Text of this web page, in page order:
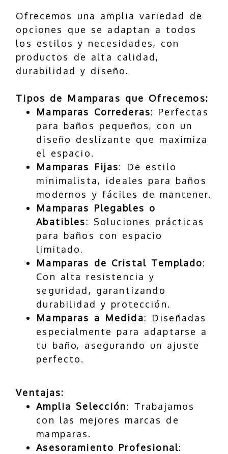
Ofrecemos una amplia variedad de
opciones que se adaptan a todos
los estilos y necesidades, con
productos de alta calidad,
durabilidad y diseño.
Tipos de Mamparas que Ofrecemos:
Mamparas Correderas: Perfectas
para baños pequeños, con un
diseño deslizante que maximiza
el espacio.
Mamparas Fijas: De estilo
minimalista, ideales para baños
modernos y fáciles de mantener.
Mamparas Plegables o
Abatibles: Soluciones prácticas
para baños con espacio
limitado.
Mamparas de Cristal Templado:
Con alta resistencia y
seguridad, garantizando
durabilidad y protección.
Mamparas a Medida: Diseñadas
especialmente para adaptarse a
tu baño, asegurando un ajuste
perfecto.
Ventajas:
Amplia Selección: Trabajamos
con las mejores marcas de
mamparas.
Asesoramiento Profesional: